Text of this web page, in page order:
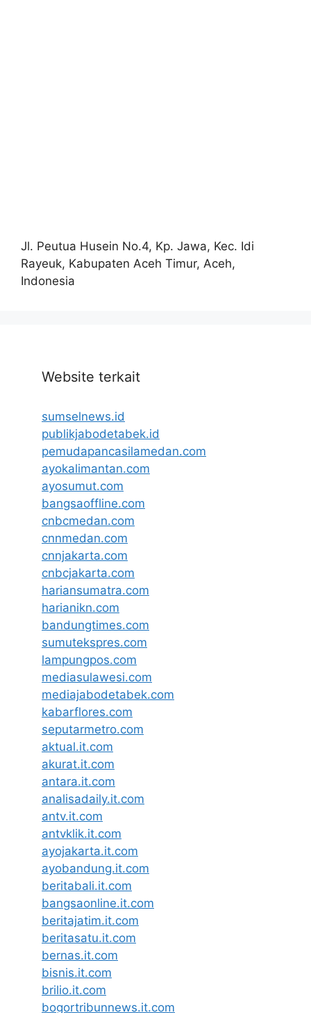
Jl. Peutua Husein No.4, Kp. Jawa, Kec. Idi
Rayeuk, Kabupaten Aceh Timur, Aceh,
Indonesia
Website terkait
sumselnews.id
publikjabodetabek.id
pemudapancasilamedan.com
ayokalimantan.com
ayosumut.com
bangsaoffline.com
cnbcmedan.com
cnnmedan.com
cnnjakarta.com
cnbcjakarta.com
hariansumatra.com
harianikn.com
bandungtimes.com
sumutekspres.com
lampungpos.com
mediasulawesi.com
mediajabodetabek.com
kabarflores.com
seputarmetro.com
aktual.it.com
akurat.it.com
antara.it.com
analisadaily.it.com
antv.it.com
antvklik.it.com
ayojakarta.it.com
ayobandung.it.com
beritabali.it.com
bangsaonline.it.com
beritajatim.it.com
beritasatu.it.com
bernas.it.com
bisnis.it.com
brilio.it.com
bogortribunnews.it.com